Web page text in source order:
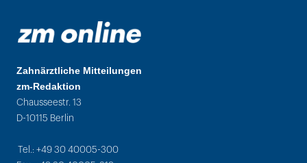
Zahnärztliche Mitteilungen
zm-Redaktion
Chausseestr. 13
D-10115 Berlin
Tel.: +49 30 40005-300